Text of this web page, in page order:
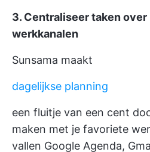
3. Centraliseer taken over
werkkanalen
Sunsama maakt
dagelijkse planning
een fluitje van een cent
maken met je favoriete
vallen Google Agenda,